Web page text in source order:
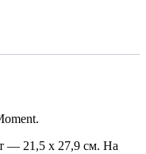
— 21,5 х 27,9 см. На